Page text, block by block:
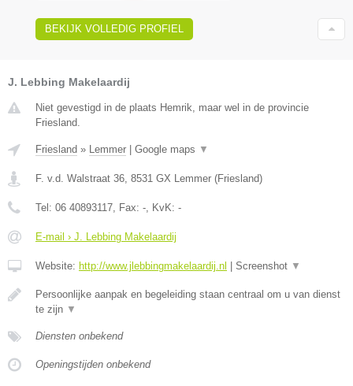
BEKIJK VOLLEDIG PROFIEL
J. Lebbing Makelaardij
Niet gevestigd in de plaats Hemrik, maar wel in de provincie
Friesland.
Friesland » Lemmer Google maps ▼
F. v.d. Walstraat 36 8531 GX Lemmer (Friesland)
Tel: 06 40893117 , Fax: - , KvK: -
E-mail › J. Lebbing Makelaardij
Website: http://www.jlebbingmakelaardij.nl Screenshot ▼
Persoonlijke aanpak en begeleiding staan centraal om u van dienst
te zijn ▼
Diensten onbekend
Openingstijden onbekend